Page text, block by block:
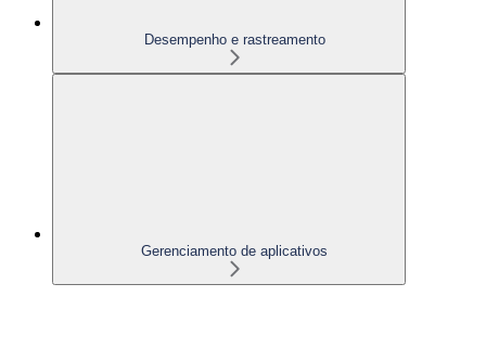
Desempenho e rastreamento
Gerenciamento de aplicativos